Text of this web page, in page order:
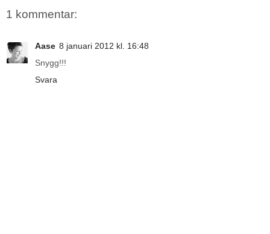
1 kommentar:
Aase 8 januari 2012 kl. 16:48
Snygg!!!
Svara